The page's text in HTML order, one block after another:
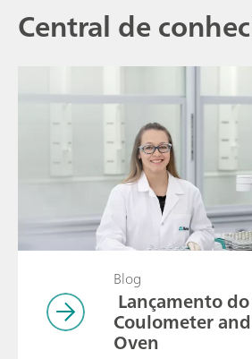
Central de
Blog
Lançamento
Coulometer
Oven